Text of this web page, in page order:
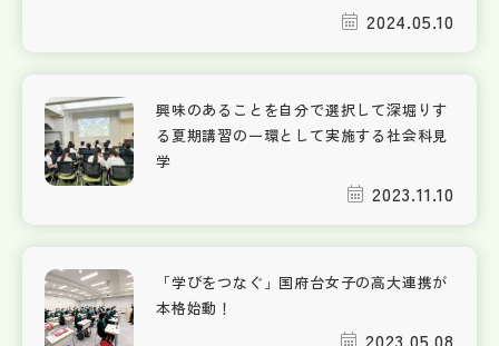
2024.05.10
興味のあることを自分で選択して深堀りす
る夏期講習の一環として実施する社会科見
学
2023.11.10
「学びをつなぐ」国府台女子の高大連携が
本格始動！
2023.05.08